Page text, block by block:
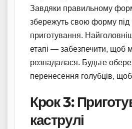
Завдяки правильному
збережуть свою форму під
приготування.
етапі — забезпечити, щоб
розпадалася. Будьте
перенесення голубців,
Крок 3:
каструлі